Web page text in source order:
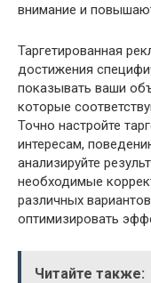
внимание и
Таргетированная
достижения
показывать ваши
которые
Точно настройте
интересам,
анализируйте
необходимые
различных
оптимизировать
Читайте также: